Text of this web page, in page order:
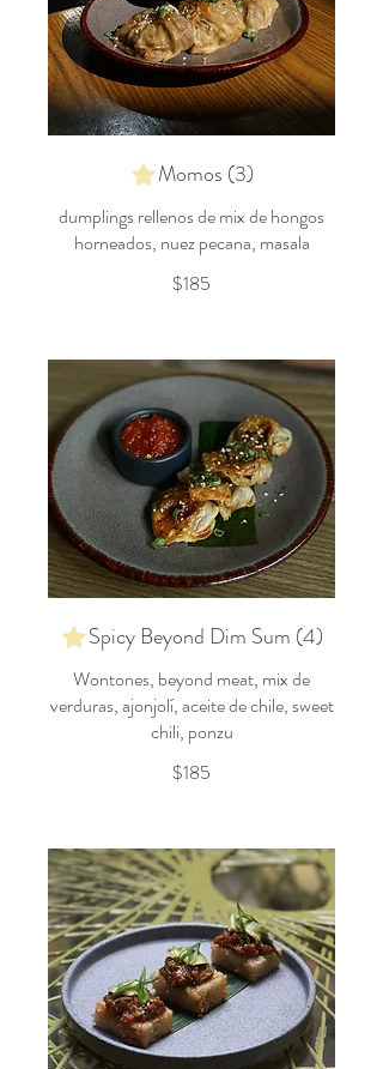
Momos (3)
dumplings rellenos de mix de hongos
horneados, nuez pecana, masala
$185
Spicy Beyond Dim Sum (4)
Wontones, beyond meat, mix de
verduras, ajonjolí, aceite de chile, sweet
chili, ponzu
$185